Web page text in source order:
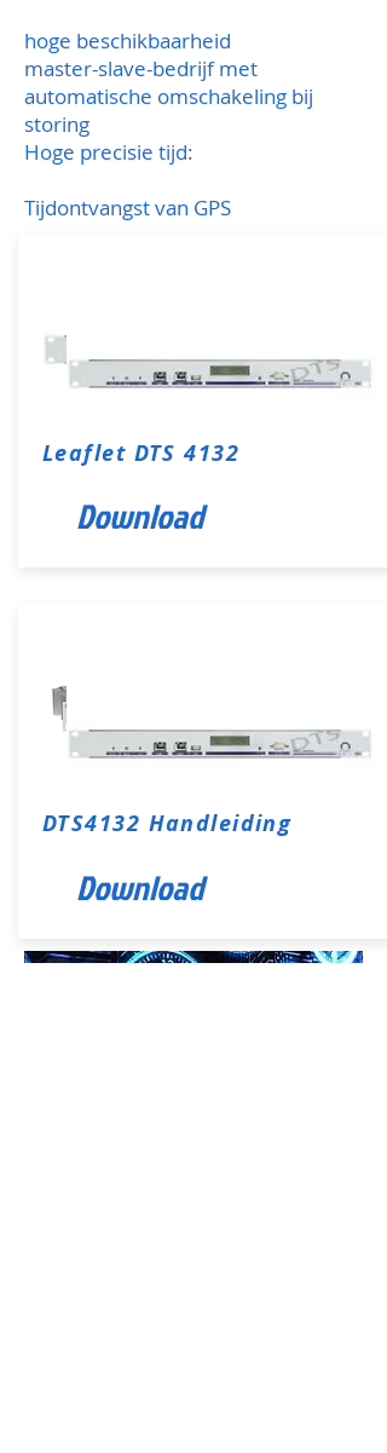
hoge beschikbaarheid
master-slave-bedrijf met
automatische omschakeling bij
storing
Hoge precisie tijd:
Tijdontvangst van GPS
Leaflet DTS 4132
Download
DTS4132 Handleiding
Download